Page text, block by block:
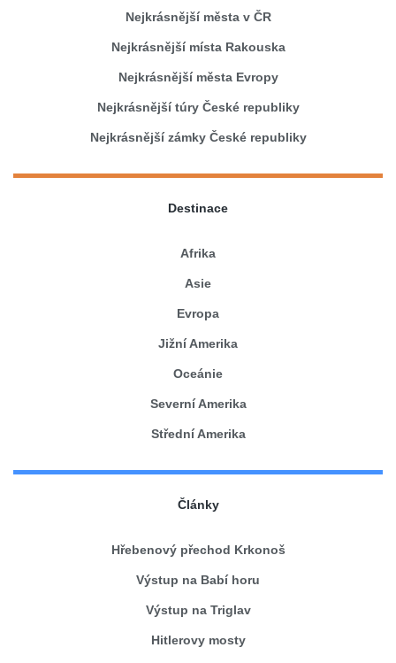
Nejkrásnější města v ČR
Nejkrásnější místa Rakouska
Nejkrásnější města Evropy
Nejkrásnější túry České republiky
Nejkrásnější zámky České republiky
Destinace
Afrika
Asie
Evropa
Jižní Amerika
Oceánie
Severní Amerika
Střední Amerika
Články
Hřebenový přechod Krkonoš
Výstup na Babí horu
Výstup na Triglav
Hitlerovy mosty